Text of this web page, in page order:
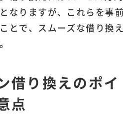
なりますが、これらを事前
とで、スムーズな借り換え
借り換えのポイ
点